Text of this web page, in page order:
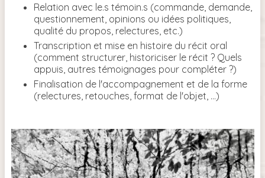
Relation avec le.s témoin.s (commande, demande,
questionnement, opinions ou idées politiques,
qualité du propos, relectures, etc.)
Transcription et mise en histoire du récit oral
(comment structurer, historiciser le récit ? Quels
appuis, autres témoignages pour compléter ?)
Finalisation de l'accompagnement et de la forme
(relectures, retouches, format de l'objet, …)